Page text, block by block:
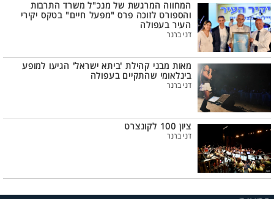
המחווה המרגשת של מנכ"ל משרד התרבות
והספורט לזוכה פרס "מפעל חיים" בטקס יקירי
העיר בעפולה
דני ברנר
מאות מבני קהילת 'ביתא ישראל' הגיעו למופע
בינלאומי שהתקיים בעפולה
דני ברנר
ציון 100 לקונצרט
דני ברנר